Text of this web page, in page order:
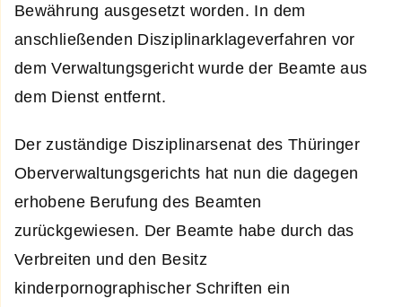
Bewährung ausgesetzt worden. In dem
anschließenden Disziplinarklageverfahren vor
dem Verwaltungsgericht wurde der Beamte aus
dem Dienst entfernt.
Der zuständige Disziplinarsenat des Thüringer
Oberverwaltungsgerichts hat nun die dagegen
erhobene Berufung des Beamten
zurückgewiesen. Der Beamte habe durch das
Verbreiten und den Besitz
kinderpornographischer Schriften ein